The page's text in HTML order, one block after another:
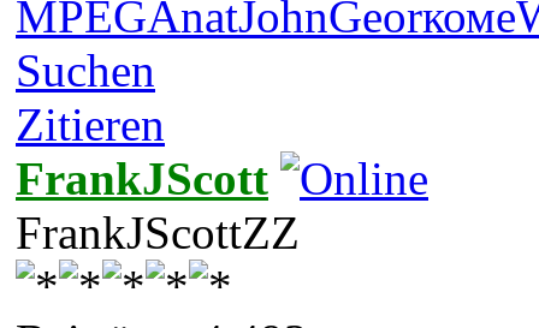
MPEGAnatJohnGeorкоме
Suchen
Zitieren
FrankJScott
FrankJScottZZ